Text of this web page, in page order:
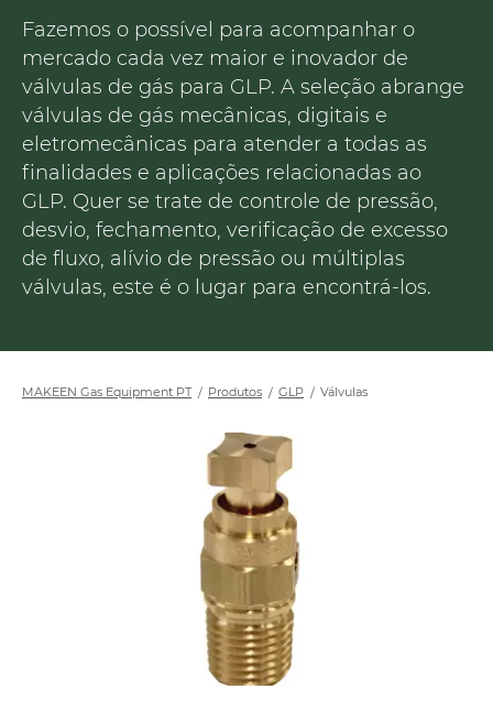
Fazemos o possível para acompanhar o
mercado cada vez maior e inovador de
válvulas de gás para GLP. A seleção abrange
válvulas de gás mecânicas, digitais e
eletromecânicas para atender a todas as
finalidades e aplicações relacionadas ao
GLP. Quer se trate de controle de pressão,
desvio, fechamento, verificação de excesso
de fluxo, alívio de pressão ou múltiplas
válvulas, este é o lugar para encontrá-los.
MAKEEN Gas Equipment PT Produtos GLP Válvulas